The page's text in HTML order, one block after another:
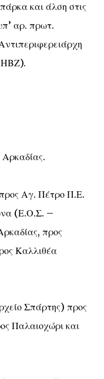
και άλση στις
αρ. πρωτ.
Αγ. Πέτρο Π.Ε.
(Ε.Ο.Σ. –
προς
Καλλιθέα
Σπάρτης) προς
Παλαιοχώρι και